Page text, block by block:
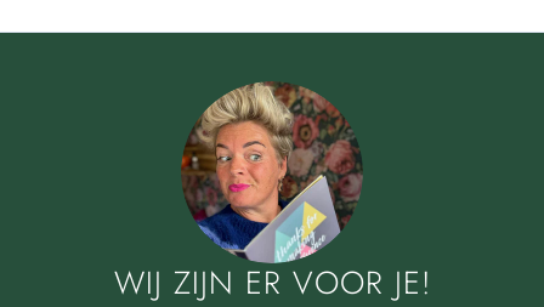
WIJ ZIJN ER VOOR JE!